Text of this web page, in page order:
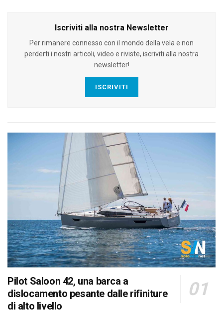
Iscriviti alla nostra Newsletter
Per rimanere connesso con il mondo della vela e non
perderti i nostri articoli, video e riviste, iscriviti alla nostra
newsletter!
ISCRIVITI
Pilot Saloon 42, una barca a
dislocamento pesante dalle rifiniture
di alto livello